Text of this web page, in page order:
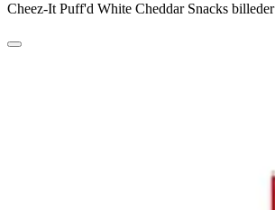
Cheez-It Puff'd White Cheddar Snacks billeder